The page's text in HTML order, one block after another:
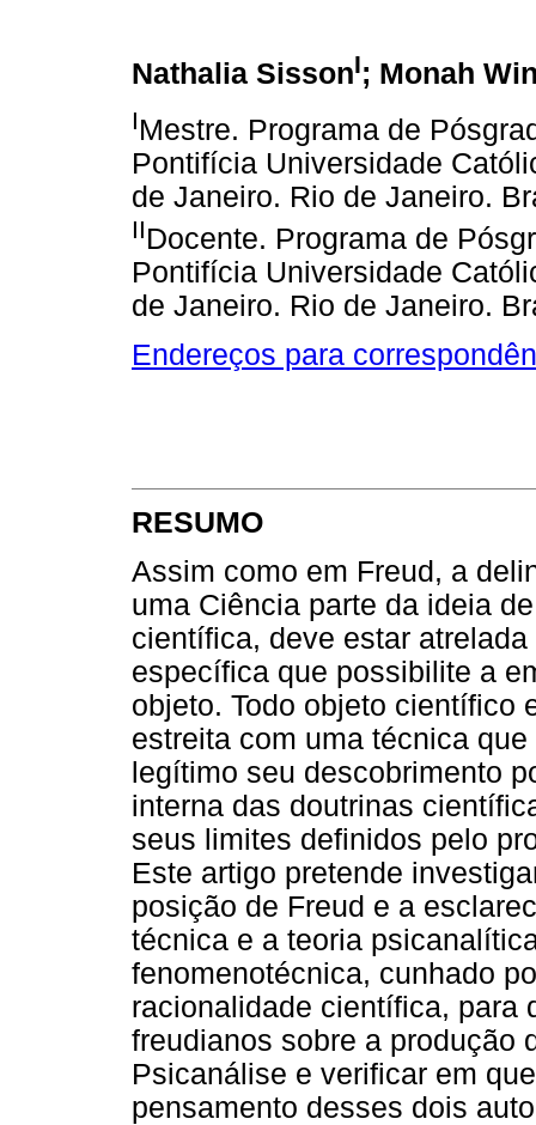
Nathalia SissonI; Monah
IMestre. Programa de
Pontifícia Universidade
de Janeiro. Rio de Janeiro.
IIDocente. Programa de
Pontifícia Universidade
de Janeiro. Rio de Janeiro.
Endereços para
RESUMO
Assim como em Freud, a
uma Ciência parte da ideia
científica, deve estar
específica que possibilite a
objeto. Todo objeto científico
estreita com uma técnica
legítimo seu descobrimento
interna das doutrinas
seus limites definidos pelo
Este artigo pretende
posição de Freud e a
técnica e a teoria
fenomenotécnica, cunhado
racionalidade científica, para
freudianos sobre a produção
Psicanálise e verificar em
pensamento desses dois